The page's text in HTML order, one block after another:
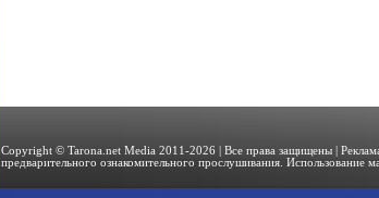
Copyright © Tarona.net Media 2011-2026 | Все права защищены |
предварительного ознакомительного прослушивания. Использование